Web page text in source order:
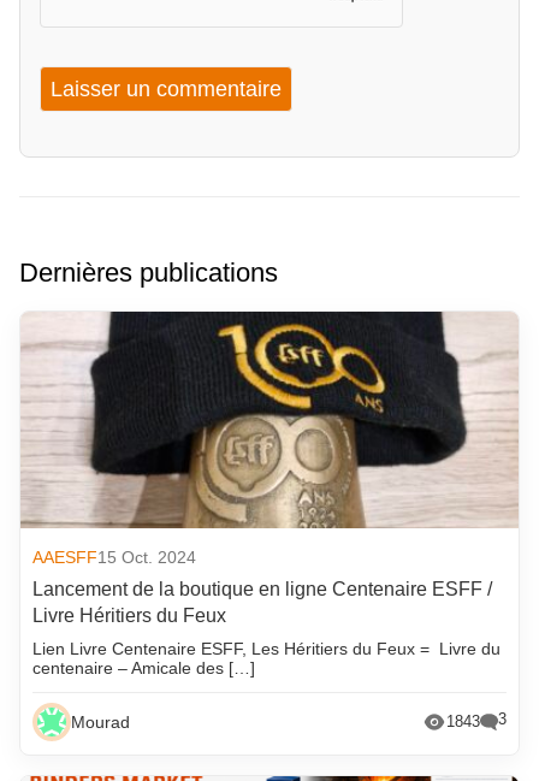
Dernières publications
AAESFF15 Oct. 2024
Lancement de la boutique en ligne Centenaire ESFF /
Livre Héritiers du Feux
Lien Livre Centenaire ESFF, Les Héritiers du Feux = Livre du
centenaire – Amicale des […]
Mourad 1843 3